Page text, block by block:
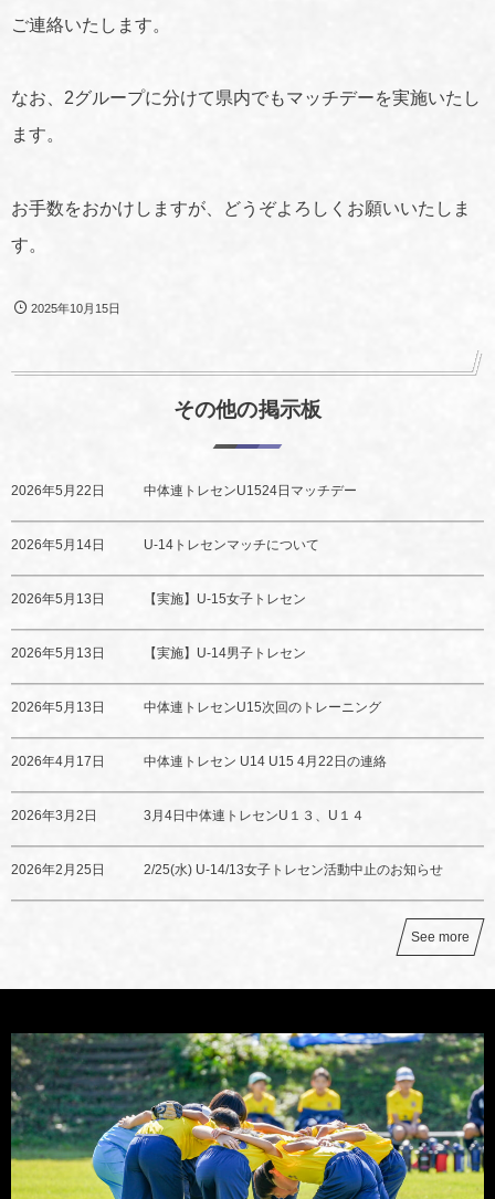
ご連絡いたします。
なお、2グループに分けて県内でもマッチデーを実施いたし
ます。
お手数をおかけしますが、どうぞよろしくお願いいたしま
す。
2025年10月15日
その他の掲示板
2026年5月22日 中体連トレセンU1524日マッチデー
2026年5月14日 U-14トレセンマッチについて
2026年5月13日 【実施】U-15女子トレセン
2026年5月13日 【実施】U-14男子トレセン
2026年5月13日 中体連トレセンU15次回のトレーニング
2026年4月17日 中体連トレセン U14 U15 4月22日の連絡
2026年3月2日 3月4日中体連トレセンU１３、U１４
2026年2月25日 2/25(水) U-14/13女子トレセン活動中止のお知らせ
See more